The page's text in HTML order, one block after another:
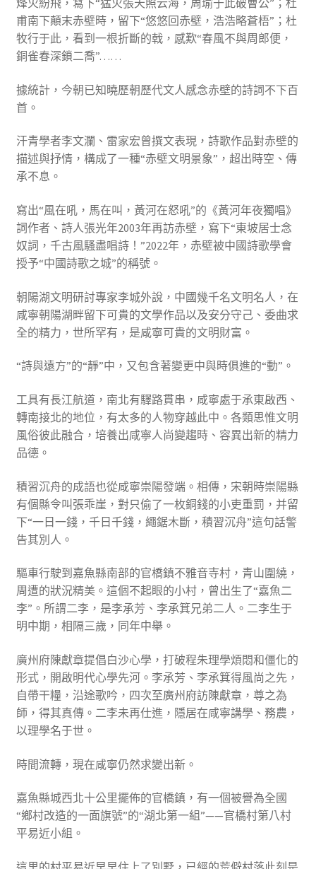
烽火紛飛，寫下“猛火張天照云海，周瑜于此破曹公”；杜
甫南下顛末赤壁時，留下“悠悠回赤壁，浩浩略蒼梧”；杜
牧行于此，看到一根折斷的戟，感歎“春風不與周郎便，
銅雀春深鎖二喬”……
據統計，今朝已知曉歷朝歷代文人感念赤壁的詩詞不下百
首。
汗青學者李文瀾、雷家宏曾撰文表現，詩歌作品對赤壁的
描述與抒情，構成了一種“赤壁文明景象”，超出時空、傳
承不息。
寫出“風在吼，馬在叫，黃河在怒吼”的《黃河年夜獨唱》
詞作者、詩人張光年2003年再訪赤壁，寫下“東坡居士念
奴詞，千古風騷盡唱詩！”2022年，赤壁被中國詩歌學會
授予“中國詩歌之城”的稱號。
朝陽湖文明研討專家李城外說，中國幾千名文明名人，在
咸寧朝陽湖畔留下可貴的文學作品以及安分守己、委曲求
全的精力，世所罕有，是咸寧可貴的文明財富。
“詩與遠方”的“靜”中，又包含著變更中與時俱進的“動”。
工具有長江航道，南北有驛路貫串，咸寧處于承東啟西、
轉南接北的地位，有太多的人物穿越此中。各類思惟文明
風俗彼此融合，培養出咸寧人尚變趨時、容異出新的精力
品德。
積習沉舟的成語也從咸寧崇陽發端。相傳，宋朝時崇陽縣
有個縣令叫張乖崖，對只偷了一枚銅錢的小吏重罰，并留
下“一日一錢，千日千錢，繩鋸木斷，積習沉舟”這句話警
告其別人。
驅車行駛到嘉魚縣南部的官橋鎮不雅音寺村，青山圍繞，
周遭的狀況精美。這個不起眼的小村，曾出生了“嘉魚二
李”。所謂二李，是李承芳、李承箕兄弟二人。二李生于
明中期，相隔三歲，同年中舉。
廣州府陳獻章提倡白沙心學，打破程朱理學煩悶和僵化的
形式，開啟明代心學先河。李承芳、李承箕得風尚之先，
自帶干糧，沿途歌吟，四次至廣州府訪陳獻章，尊之為
師，得其真傳。二李未再仕進，隱居在咸寧講學、務農，
以理學名于世。
時間流轉，現在咸寧仍然求變出新。
嘉魚縣城西北十公里擺佈的官橋鎮，有一個被譽為全國
“鄉村改造的一面旗號”的“湖北第一組”——官橋村第八村
平易近小組。